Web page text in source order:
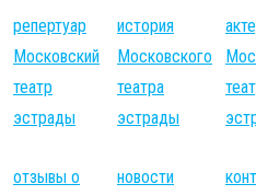
репертуар
Московский
театр
эстрады
история
Московского
театра
эстрады
отзывы о
новости